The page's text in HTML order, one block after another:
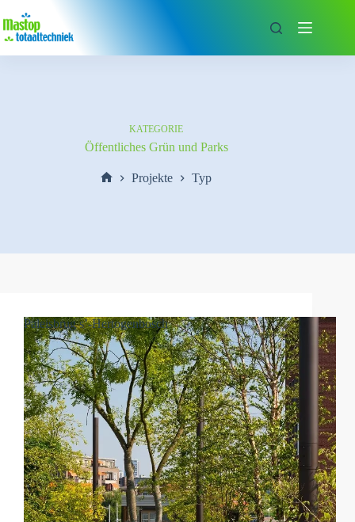
Inhalt
springen
KATEGORIE
Öffentliches Grün und Parks
Projekte Typ
Paleisbrug s’-Hertogenbosch